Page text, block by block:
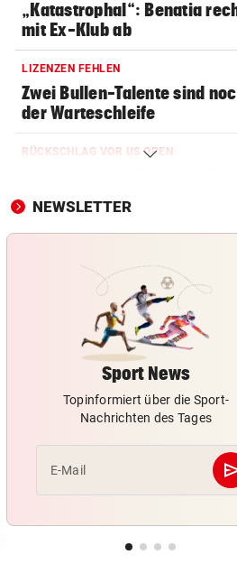
„Katastrophal“: Benatia
mit Ex-Klub ab
LIZENZEN FEHLEN
Zwei Bullen-Talente sind
der Warteschleife
RÜCKSCHLAG VOR US OPEN
früh ausgeschieden
SEGELN:
LA auf Endrang acht
WIE EINST DER VATER
Top-Talent klopft in
Bundesliga an
SCHLUSSTAG WARTET
Röber am Podest, „Captain
stark verbessert
die Real-Spieler
NEWSLETTER
Sport News
Topinformiert über die Sport-
Nachrichten des Tages
E-Mail